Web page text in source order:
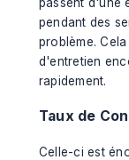
pendant des
problème.
d'entretien
rapidement.
Taux de
Celle-ci est